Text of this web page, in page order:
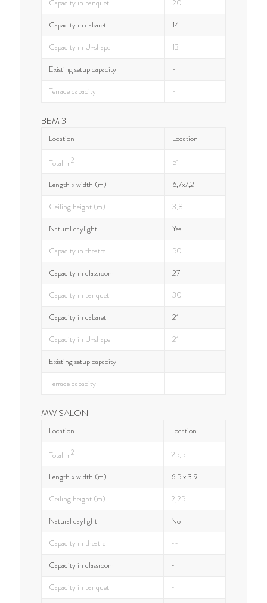
Capacity in banquet
20
Capacity in cabaret
14
Capacity in U-shape
13
Existing setup capacity
-
Terrace capacity
-
BEM 3
Location Location
Total m2
51
Length x width (m)
6,7x7,2
Ceiling height (m)
3,8
Natural daylight
Yes
Capacity in theatre
50
Capacity in classroom
27
Capacity in banquet
30
Capacity in cabaret
21
Capacity in U-shape
21
Existing setup capacity
-
Terrace capacity
-
MW SALON
Location Location
Total m2
25,5
Length x width (m)
6,5 x 3,9
Ceiling height (m)
2,25
Natural daylight
No
Capacity in theatre
--
Capacity in classroom
-
Capacity in banquet
-